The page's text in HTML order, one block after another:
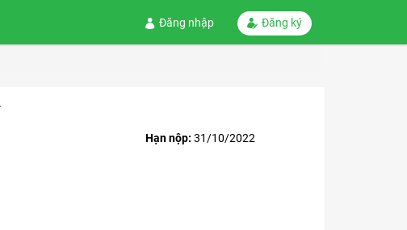
Đăng nhập Đăng ký
Hạn nộp:31/10/2022